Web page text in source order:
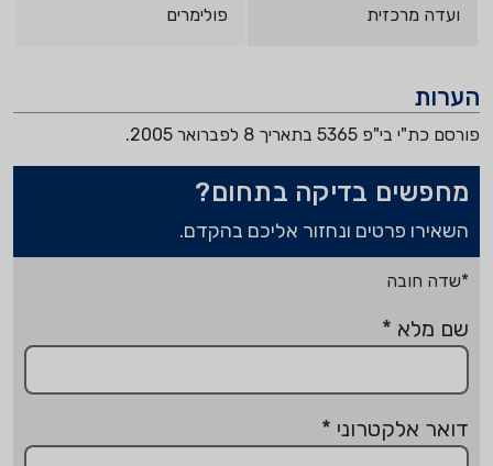
ועדה מרכזית פולימרים
הערות
פורסם כת"י בי"פ 5365 בתאריך 8 לפברואר 2005.
מחפשים בדיקה בתחום?
השאירו פרטים ונחזור אליכם בהקדם.
*שדה חובה
שם מלא *
דואר אלקטרוני *